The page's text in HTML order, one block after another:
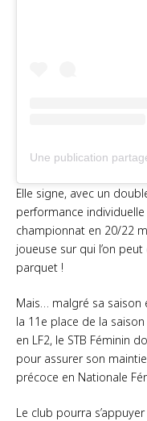
Elle signe, avec un
performance
championnat en 20/22
joueuse sur qui l’on
parquet !
Mais… malgré sa saison
la 11e place de la
en LF2, le STB Féminin
pour assurer son
précoce en Nationale
Le club pourra